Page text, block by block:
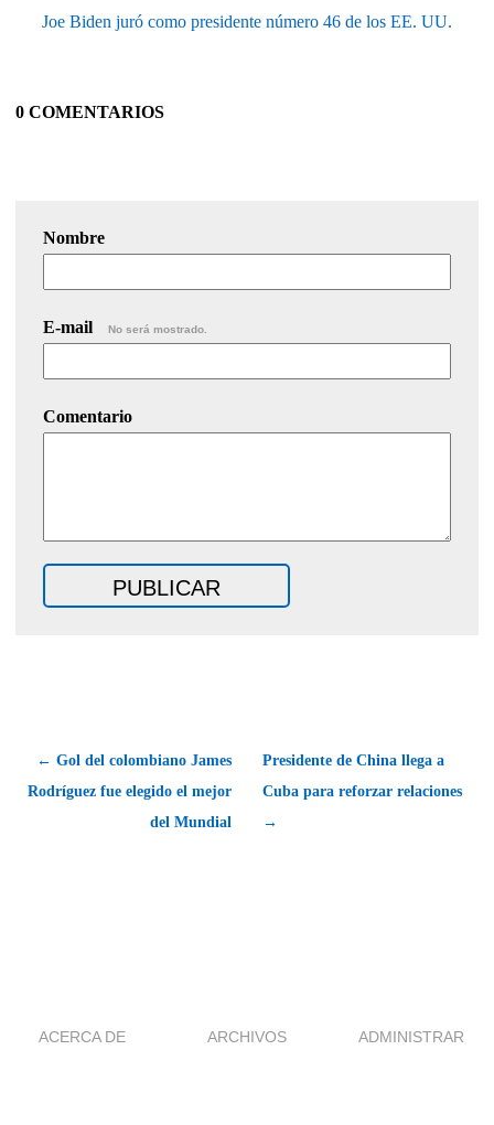
Joe Biden juró como presidente número 46 de los EE. UU.
0 COMENTARIOS
Nombre
E-mail No será mostrado.
Comentario
← Gol del colombiano James
Rodríguez fue elegido el mejor
del Mundial
Presidente de China llega a
Cuba para reforzar relaciones
→
ACERCA DE ARCHIVOS ADMINISTRAR